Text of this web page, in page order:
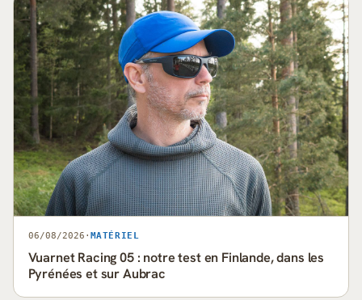
06/08/2026 · MATÉRIEL
Vuarnet Racing 05 : notre test en Finlande, dans les
Pyrénées et sur Aubrac